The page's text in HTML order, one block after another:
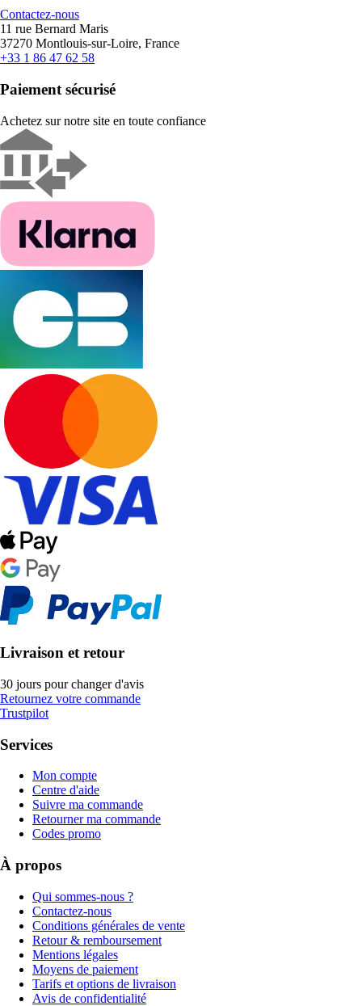
Contactez-nous
11 rue Bernard Maris
37270 Montlouis-sur-Loire, France
+33 1 86 47 62 58
Paiement sécurisé
Achetez sur notre site en toute confiance
Livraison et retour
30 jours pour changer d'avis
Retournez votre commande
Trustpilot
Services
Mon compte
Centre d'aide
Suivre ma commande
Retourner ma commande
Codes promo
À propos
Qui sommes-nous ?
Contactez-nous
Conditions générales de vente
Retour & remboursement
Mentions légales
Moyens de paiement
Tarifs et options de livraison
Avis de confidentialité